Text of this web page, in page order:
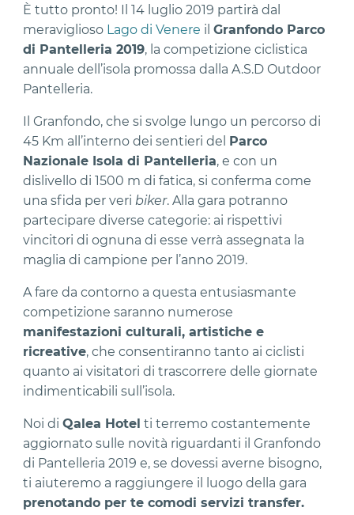
È tutto pronto! Il 14 luglio 2019 partirà dal
meraviglioso Lago di Venere ilGranfondo Parco
di Pantelleria 2019, la competizione ciclistica
annuale dell’isola promossa dalla A.S.D Outdoor
Pantelleria.
Il Granfondo, che si svolge lungo un percorso di
45 Km all’interno dei sentieri del Parco
Nazionale Isola di Pantelleria, e con un
dislivello di 1500 m di fatica, si conferma come
una sfida per veribiker. Alla gara potranno
partecipare diverse categorie: ai rispettivi
vincitori di ognuna di esse verrà assegnata la
maglia di campione per l’anno 2019.
A fare da contorno a questa entusiasmante
competizione saranno numerose
manifestazioni culturali, artistiche e
ricreative, che consentiranno tanto ai ciclisti
quanto ai visitatori di trascorrere delle giornate
indimenticabili sull’isola.
Noi diQalea Hotel ti terremo costantemente
aggiornato sulle novità riguardanti il Granfondo
di Pantelleria 2019 e, se dovessi averne bisogno,
ti aiuteremo a raggiungere il luogo della gara
prenotando per te comodi servizi transfer.